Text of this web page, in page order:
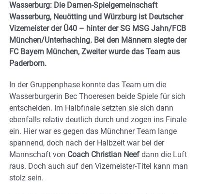
Wasserburg: Die Damen-Spielgemeinschaft
Wasserburg, Neuötting und Würzburg ist Deutscher
Vizemeister der Ü40 – hinter der SG MSG Jahn/FCB
München/Unterhaching. Bei den Männern siegte der
FC Bayern München, Zweiter wurde das Team aus
Paderborn.
In der Gruppenphase konnte das Team um die
Wasserburgerin Bec Thoeresen beide Spiele für sich
entscheiden. Im Halbfinale setzten sie sich dann
ebenfalls relativ deutlich durch und zogen ins Finale
ein. Hier war es gegen das Münchner Team lange
spannend, doch nach der Halbzeit war bei der
Mannschaft von Coach Christian Neefdann die Luft
raus. Doch auch auf den Vizemeister-Titel kann man
stolz sein.